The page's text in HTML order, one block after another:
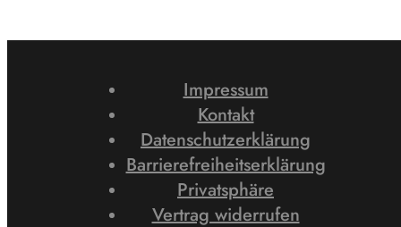
Impressum
Kontakt
Datenschutzerklärung
Barrierefreiheitserklärung
Privatsphäre
Vertrag widerrufen